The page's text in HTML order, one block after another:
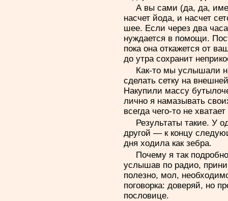
А вы сами (да, да,
насчет йода, и насчет
шее. Если через два
нуждается в помощи.
пока она откажется от
до утра сохранит
Как-то мы услышали
сделать сетку на
Накупили массу
лично я намазывать
всегда чего-то не
Результаты такие. У
другой — к концу
дня ходила как зебра.
Почему я так
услышав по радио,
полезно, мол,
поговорка: доверяй, но
пословице.